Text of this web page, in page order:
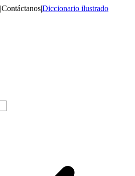
|Contáctanos|Diccionario ilustrado